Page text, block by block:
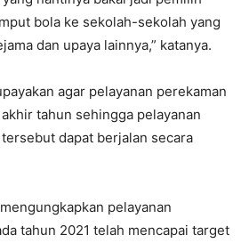
bola ke sekolah-sekolah yang
dan upaya lainnya,” katanya.
agar pelayanan perekaman
tahun sehingga pelayanan
dapat berjalan secara
pelayanan
tahun 2021 telah mencapai target